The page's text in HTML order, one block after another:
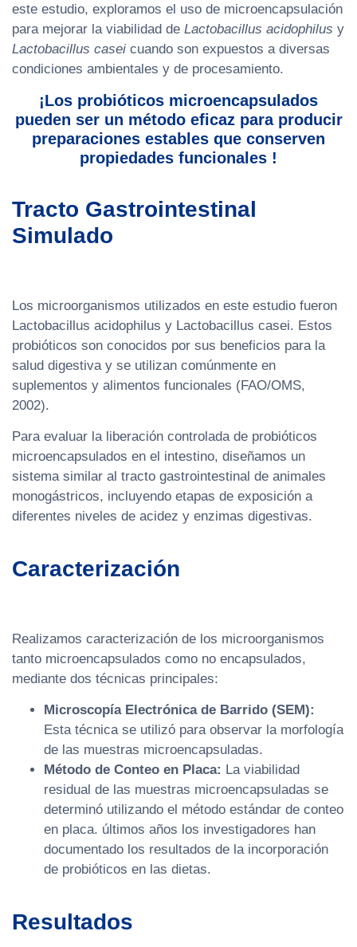
este estudio, exploramos el uso de microencapsulación
para mejorar la viabilidad de Lactobacillus acidophilus y
Lactobacillus casei cuando son expuestos a diversas
condiciones ambientales y de procesamiento.
¡Los probióticos microencapsulados
pueden ser un método eficaz para producir
preparaciones estables que conserven
propiedades funcionales !
Tracto Gastrointestinal
Simulado
Los microorganismos utilizados en este estudio fueron
Lactobacillus acidophilus y Lactobacillus casei. Estos
probióticos son conocidos por sus beneficios para la
salud digestiva y se utilizan comúnmente en
suplementos y alimentos funcionales (FAO/OMS,
2002).
Para evaluar la liberación controlada de probióticos
microencapsulados en el intestino, diseñamos un
sistema similar al tracto gastrointestinal de animales
monogástricos, incluyendo etapas de exposición a
diferentes niveles de acidez y enzimas digestivas.
Caracterización
Realizamos caracterización de los microorganismos
tanto microencapsulados como no encapsulados,
mediante dos técnicas principales:
Microscopía Electrónica de Barrido (SEM):
Esta técnica se utilizó para observar la morfología
de las muestras microencapsuladas.
Método de Conteo en Placa: La viabilidad
residual de las muestras microencapsuladas se
determinó utilizando el método estándar de conteo
en placa. últimos años los investigadores han
documentado los resultados de la incorporación
de probióticos en las dietas.
Resultados